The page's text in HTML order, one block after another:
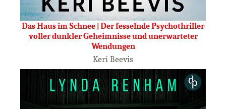
Das Haus im Schnee | Der fesselnde Psychothriller
voller dunkler Geheimnisse und unerwarteter
Wendungen
Keri Beevis